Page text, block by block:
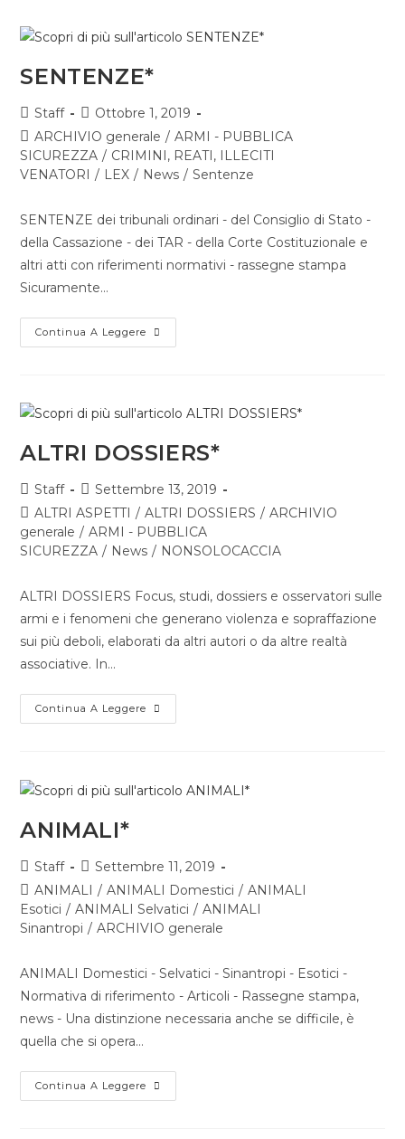
SENTENZE*
Staff
Ottobre 1, 2019
ARCHIVIO generale / ARMI - PUBBLICA
SICUREZZA / CRIMINI, REATI, ILLECITI
VENATORI / LEX / News / Sentenze
SENTENZE dei tribunali ordinari - del Consiglio di Stato -
della Cassazione - dei TAR - della Corte Costituzionale e
altri atti con riferimenti normativi - rassegne stampa
Sicuramente…
Continua A Leggere
ALTRI DOSSIERS*
Staff
Settembre 13, 2019
ALTRI ASPETTI / ALTRI DOSSIERS / ARCHIVIO
generale / ARMI - PUBBLICA
SICUREZZA / News / NONSOLOCACCIA
ALTRI DOSSIERS Focus, studi, dossiers e osservatori sulle
armi e i fenomeni che generano violenza e sopraffazione
sui più deboli, elaborati da altri autori o da altre realtà
associative. In…
Continua A Leggere
ANIMALI*
Staff
Settembre 11, 2019
ANIMALI / ANIMALI Domestici / ANIMALI
Esotici / ANIMALI Selvatici / ANIMALI
Sinantropi / ARCHIVIO generale
ANIMALI Domestici - Selvatici - Sinantropi - Esotici -
Normativa di riferimento - Articoli - Rassegne stampa,
news - Una distinzione necessaria anche se difficile, è
quella che si opera…
Continua A Leggere